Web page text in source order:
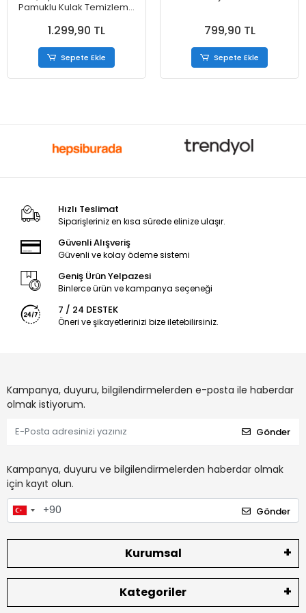
Pamuklu Kulak Temizleme
1.299,90 TL
Sepete Ekle
799,90 TL
Sepete Ekle
Hızlı Teslimat
Siparişleriniz en kısa sürede elinize ulaşır.
Güvenli Alışveriş
Güvenli ve kolay ödeme sistemi
Geniş Ürün Yelpazesi
Binlerce ürün ve kampanya seçeneği
7 / 24 DESTEK
Öneri ve şikayetlerinizi bize iletebilirsiniz.
Kampanya, duyuru, bilgilendirmelerden e-posta ile haberdar
olmak istiyorum.
Gönder
Kampanya, duyuru ve bilgilendirmelerden haberdar olmak
için kayıt olun.
Gönder
Kurumsal
Kategoriler